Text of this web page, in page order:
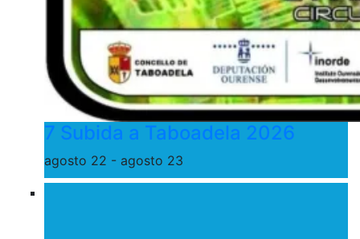
7 Subida a Taboadela 2026
agosto 22 - agosto 23